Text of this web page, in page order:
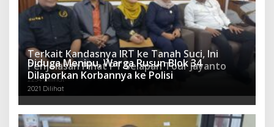
Terkait Kandasnya IRT ke Tanah Suci, Ini
Penjelasan Pihat PT Selapan Tour Jayanto
2234 Dilihat
Diduga Menipu, Warga Rusun Blok 34
Dilaporkan Korbannya ke Polisi
2021 Dilihat